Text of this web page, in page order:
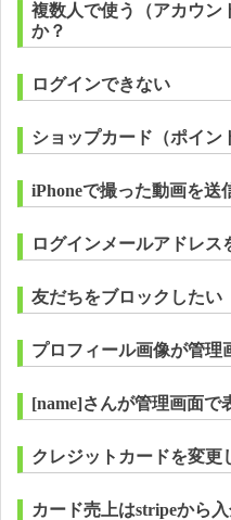
キ
ッ
複数人で使う（アカウン
か？
ログインできない
ショップカード（ポイン
iPhoneで撮った動画を送
ログインメールアドレス
友だちをブロックしたい
プロフィール画像が管理
[name]さんが管理画面で
クレジットカードを変更
カード売上はstripeから